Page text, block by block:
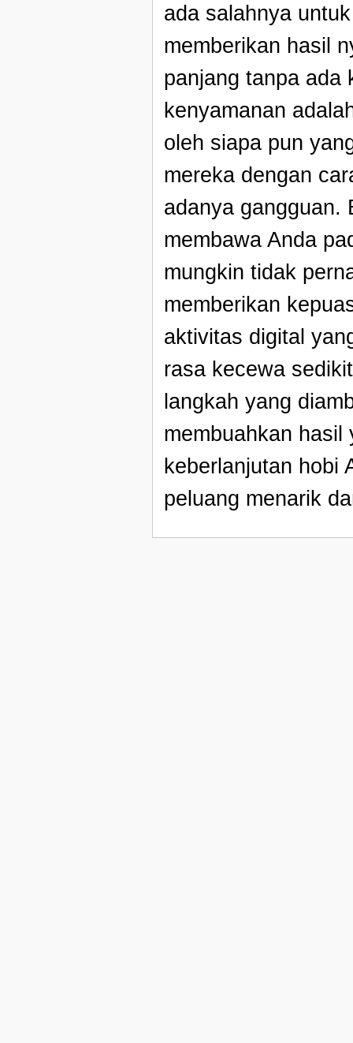
ada salahnya
memberikan hasil
panjang tanpa ada
kenyamanan
oleh siapa pun
mereka dengan
adanya gangguan.
membawa Anda
mungkin tidak
memberikan
aktivitas digital
rasa kecewa
langkah yang
membuahkan hasil
keberlanjutan hobi
peluang menarik